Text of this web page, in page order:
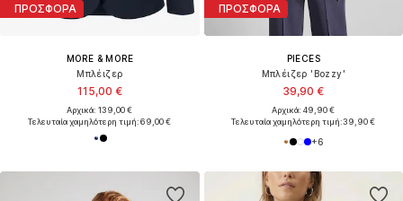
ΠΡΟΣΦΟΡΑ
MORE & MORE
Μπλέιζερ
115,00 €
Αρχικά: 139,00 €
Τελευταία χαμηλότερη τιμή:69,00 €
ΠΡΟΣΦΟΡΑ
PIECES
Μπλέιζερ 'Bozzy'
39,90 €
Αρχικά: 49,90 €
Τελευταία χαμηλότερη τιμή:39,90 €
+6